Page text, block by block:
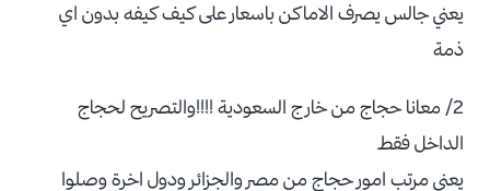
يعني جالس يصرف الاماكن باسعار على كيف كيفه بدون اي
ذمة
2/ معانا حجاج من خارج السعودية !!!!والتصريح لحجاج
الداخل فقط
يعني مرتب امور حجاج من مصر والجزائر ودول اخرة وصلوا